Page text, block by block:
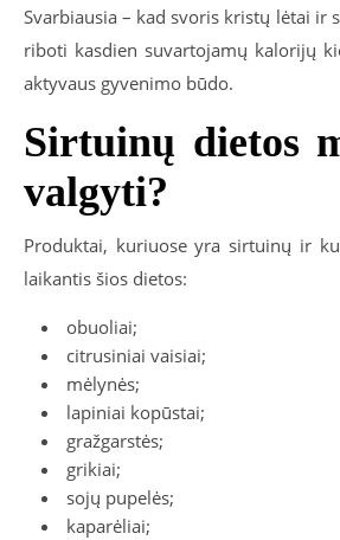
Svarbiausia – kad svoris kristų lėtai ir
riboti kasdien suvartojamų kalorijų
aktyvaus gyvenimo būdo.
Sirtuinų dietos
valgyti?
Produktai, kuriuose yra sirtuinų ir
laikantis šios dietos:
obuoliai;
citrusiniai vaisiai;
mėlynės;
lapiniai kopūstai;
gražgarstės;
grikiai;
sojų pupelės;
kaparėliai;